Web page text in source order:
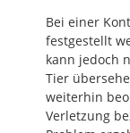
Bei einer
festgestellt
kann jedoch
Tier
weiterhin
Verletzung